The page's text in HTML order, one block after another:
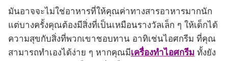
มันอาจจะไม่ใช่อาหารที่ให้คุณค่าทางสารอาหารมากนัก
แต่บางครั้งคุณต้องมีสิ่งที่เป็นเหมือนรางวัลเล็ก ๆ ให้เด็กได้
ความสุขกับสิ่งที่พวกเขาชอบทาน อาทิเช่นไอศกรีม ที่คุณ
สามารถทำเองได้ง่าย ๆ หากคุณมีเครื่องทำไอศกรีม ทั้งยัง